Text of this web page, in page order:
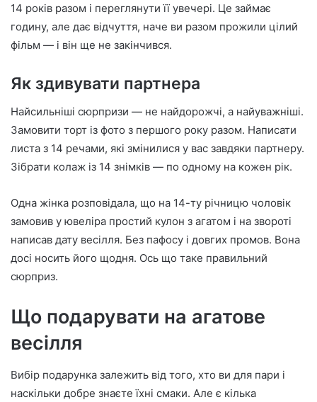
14 років разом і переглянути її увечері. Це займає
годину, але дає відчуття, наче ви разом прожили цілий
фільм — і він ще не закінчився.
Як здивувати партнера
Найсильніші сюрпризи — не найдорожчі, а найуважніші.
Замовити торт із фото з першого року разом. Написати
листа з 14 речами, які змінилися у вас завдяки партнеру.
Зібрати колаж із 14 знімків — по одному на кожен рік.
Одна жінка розповідала, що на 14-ту річницю чоловік
замовив у ювеліра простий кулон з агатом і на звороті
написав дату весілля. Без пафосу і довгих промов. Вона
досі носить його щодня. Ось що таке правильний
сюрприз.
Що подарувати на агатове
весілля
Вибір подарунка залежить від того, хто ви для пари і
наскільки добре знаєте їхні смаки. Але є кілька